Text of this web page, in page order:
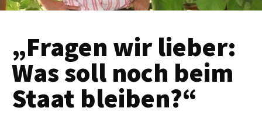
„Fragen wir lieber:
Was soll noch beim
Staat bleiben?“